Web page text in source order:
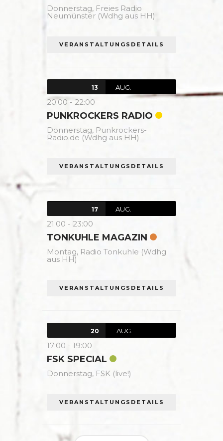
Donnerstag, Freies Radio
Neumünster (Wdhg aus HH)
VERANSTALTUNGSDETAILS
13 AUG.
20:00 - 22:00
PUNKROCKERS RADIO
Donnerstag, Punkrockers-
Radio.de (Wdhg aus HH)
VERANSTALTUNGSDETAILS
17 AUG.
21:00 - 23:00
TONKUHLE MAGAZIN
Montag, Radio Tonkuhle (Wdhg
aus HH)
VERANSTALTUNGSDETAILS
20 AUG.
17:00 - 19:00
FSK SPECIAL
Donnerstag, FSK (live!)
VERANSTALTUNGSDETAILS